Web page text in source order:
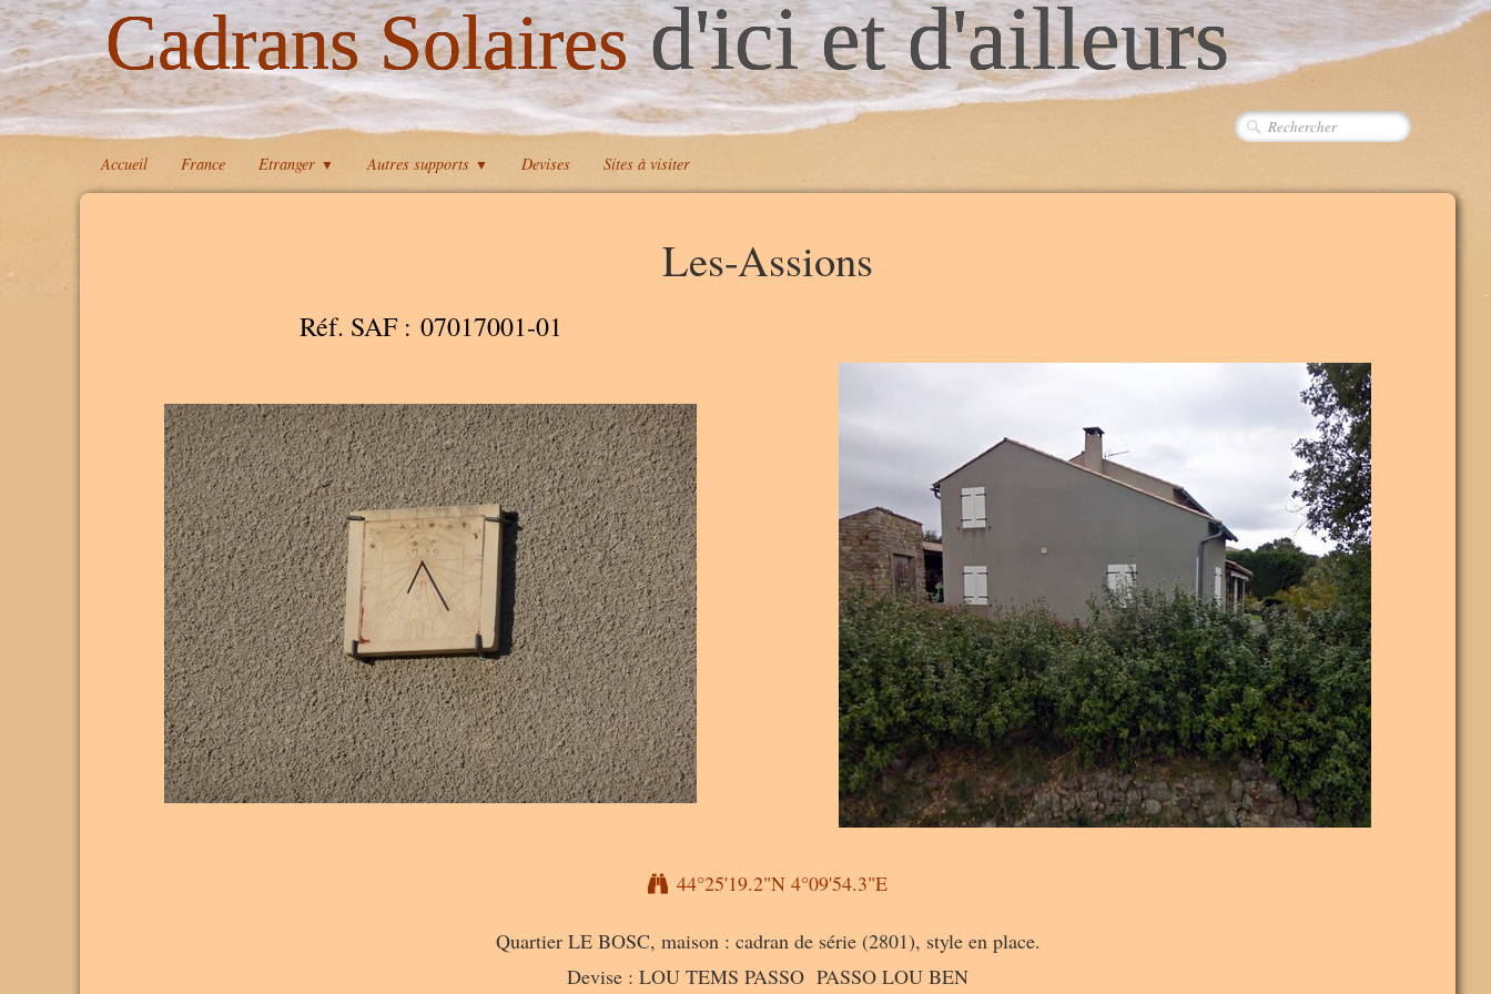
Cadrans Solairesd'ici et d'ailleurs
Accueil France Etranger ▼ Autres supports ▼ Devises Sites à visiter
Les-Assions
Réf. SAF : 07017001-01 A
44°25'19.2"N 4°09'54.3"E
Quartier LE BOSC, maison : cadran de série (2801), style en place.
Devise : LOU TEMS PASSO PASSO LOU BEN